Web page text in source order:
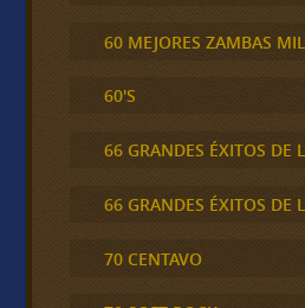
60 MEJORES ZAMBAS
60'S
66 GRANDES ÉXITOS DE
66 GRANDES ÉXITOS DE
70 CENTAVO